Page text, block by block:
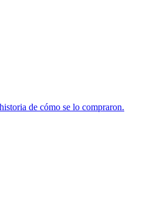
de cómo se lo compraron.